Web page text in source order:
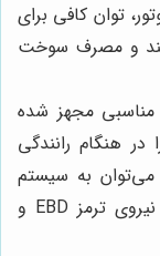
توان کافی برای
و مصرف سوخت
مناسبی مجهز شده
هنگام رانندگی
می‌توان به سیستم
ترمز ABS، سیستم توزیع الکترونیکی نیروی ترمز EBD و